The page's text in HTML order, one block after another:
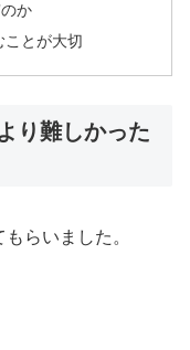
か
ことが大切
り難しかった
らいました。